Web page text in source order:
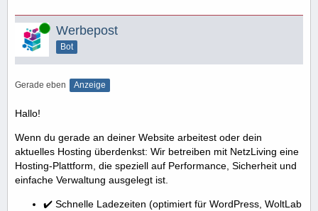
Online Werbepost
Bot
Gerade eben Anzeige
Hallo!
Wenn du gerade an deiner Website arbeitest oder dein
aktuelles Hosting überdenkst: Wir betreiben mit NetzLiving eine
Hosting-Plattform, die speziell auf Performance, Sicherheit und
einfache Verwaltung ausgelegt ist.
✔️ Schnelle Ladezeiten (optimiert für WordPress, WoltLab